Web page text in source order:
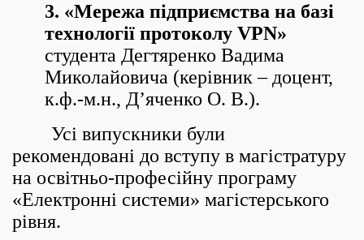
3. «Мережа підприємства на базі
технології протоколу VPN»
студента Дегтяренко Вадима
Миколайовича (керівник – доцент,
к.ф.-м.н., Д’яченко О. В.).
Усі випускники були
рекомендовані до вступу в магістратуру
на освітньо-професійну програму
«Електронні системи» магістерського
рівня.